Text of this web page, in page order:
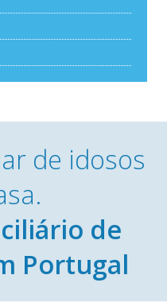
de idosos
de
Portugal